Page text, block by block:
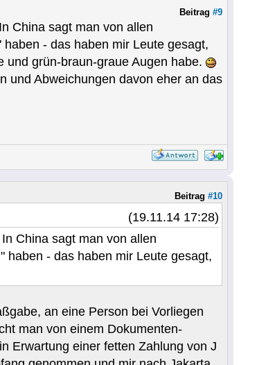
Beitrag #9
China sagt man von allen
- das haben mir Leute gesagt,
grün-braun-graue Augen habe.
und Abweichungen davon eher an das
Beitrag #10
(19.11.14 17:28)
China sagt man von allen
haben - das haben mir Leute gesagt,
an eine Person bei Vorliegen
man von einem Dokumenten-
Erwartung einer fetten Zahlung von J